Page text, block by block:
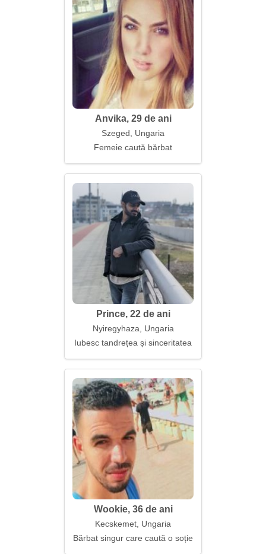
Anvika, 29 de ani
Szeged, Ungaria
Femeie caută bărbat
Prince, 22 de ani
Nyiregyhaza, Ungaria
Iubesc tandrețea și sinceritatea
Wookie, 36 de ani
Kecskemet, Ungaria
Bărbat singur care caută o soție